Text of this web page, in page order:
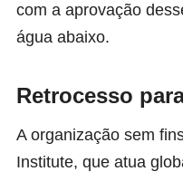
com a aprovação
água abaixo.
Retrocesso
A organização sem
Institute, que atua